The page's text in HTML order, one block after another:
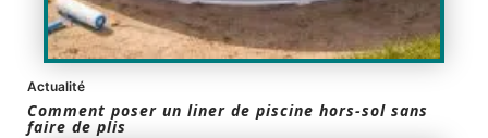
Actualité
Comment poser un liner de piscine hors-sol sans
faire de plis